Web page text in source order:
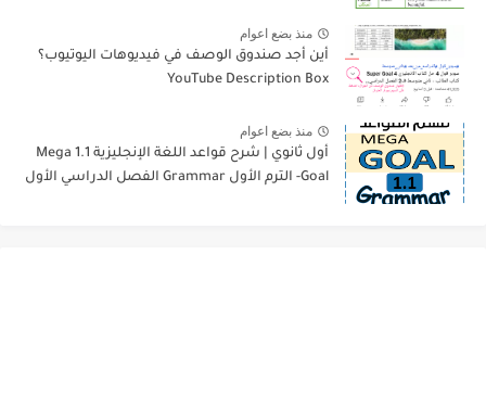
منذ بضع اعوام
أين أجد صندوق الوصف في فيديوهات اليوتيوب؟
YouTube Description Box
منذ بضع اعوام
أول ثانوي | شرح قواعد اللغة الإنجليزية 1.1 Mega
Goal- الترم الأول Grammar الفصل الدراسي الأول